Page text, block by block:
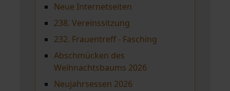
Neue Internetseiten
238. Vereinssitzung
232. Frauentreff - Fasching
Abschmücken des
Weihnachtsbaums 2026
Neujahrsessen 2026